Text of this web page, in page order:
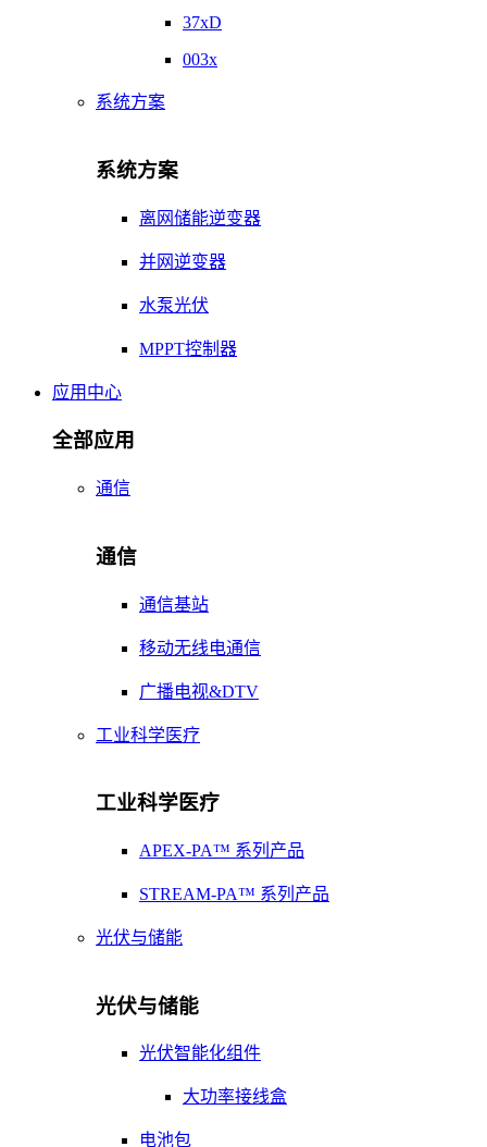
37xD
003x
系统方案
系统方案
离网储能逆变器
并网逆变器
水泵光伏
MPPT控制器
应用中心
全部应用
通信
通信
通信基站
移动无线电通信
广播电视&DTV
工业科学医疗
工业科学医疗
APEX-PA™ 系列产品
STREAM-PA™ 系列产品
光伏与储能
光伏与储能
光伏智能化组件
大功率接线盒
电池包